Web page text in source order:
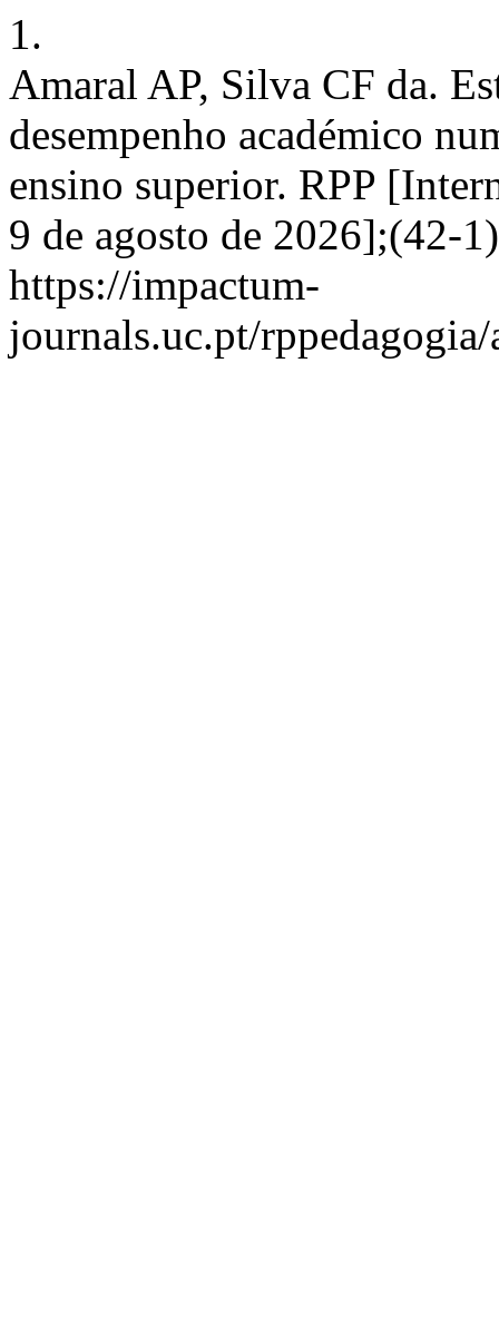
1.
Amaral AP, Silva CF da.
desempenho académico
ensino superior. RPP
9 de agosto de 2026];(42-
https://impactum-
journals.uc.pt/